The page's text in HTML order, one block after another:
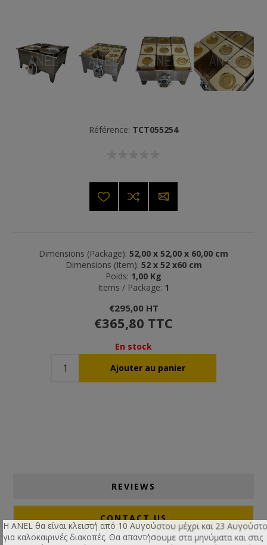
Référence: TCT055254
Dimensions (Package): 52,00 x 52,00 x 60,00 cm
Dimensions (Item): 52 x 52 x60 cm
Poids: 1,00 Kg
Items / Package: 1
€295,00 HT
€365,80 TTC
En stock
REVIEWS
CONTACT US
Η ANEL θα είναι κλειστή από 10 Αυγούστου μέχρι και 23
για καλοκαιρινές διακοπές. Θα απαντήσουμε στα μηνύματα και στις